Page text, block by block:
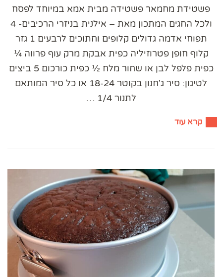
פשטידת מחמאר פשטידה מבית אמא במיוחד לפסח
ולכל החגים המתכון מאת – אילנית בניזרי הרכיבים- 4
תפוחי אדמה גדולים קלופים וחתוכים לרבעים 1 גזר
קלוף חופן פטרוזיליה כפית אבקת מרק עוף פרווה ¼
כפית פלפל לבן או שחור מלח ½ כפית כורכום 5 ביצים
לטיגון: סיר ג'חנון בקוטר 18-24 או כל סיר המותאם
לתנור 1/4 …
קרא עוד